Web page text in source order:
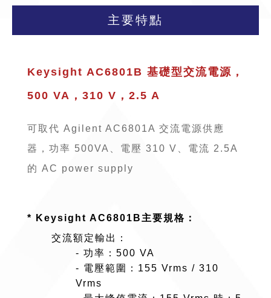
主要特點
Keysight AC6801B 基礎型交流電源，
500 VA，310 V，2.5 A
可取代 Agilent AC6801A 交流電源供應
器，功率 500VA、電壓 310 V、電流 2.5A
的 AC power supply
* Keysight AC6801B主要規格：
交流額定輸出：
- 功率：500 VA
- 電壓範圍：155 Vrms / 310
Vrms